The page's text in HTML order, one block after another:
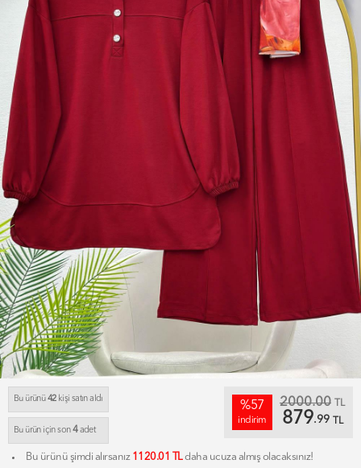
Bu ürünü42kişi satın aldı
Bu ürün için son4adet
%57
indirim
2000.00 TL
879.99 TL
Bu ürünü şimdi alırsanız 1120.01 TLdaha ucuza almış olacaksınız!